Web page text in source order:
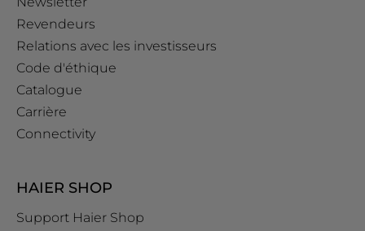
Revendeurs
Relations avec les investisseurs
Code d'éthique
Catalogue
Carrière
Connectivity
HAIER SHOP
Support Haier Shop